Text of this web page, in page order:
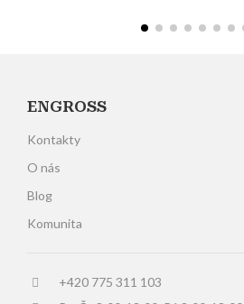
ENGROSS
Kontakty
O nás
Blog
Komunita
+420 775 311 103